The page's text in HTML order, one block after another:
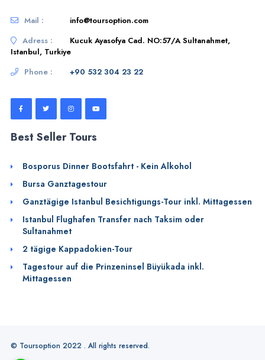
Mail :
info@toursoption.com
Adress :
Kucuk Ayasofya Cad. NO:57/A Sultanahmet,
Istanbul, Turkiye
Phone :
+90 532 304 23 22
Best Seller Tours
Bosporus Dinner Bootsfahrt - Kein Alkohol
Bursa Ganztagestour
Ganztägige Istanbul Besichtigungs-Tour inkl. Mittagessen
Istanbul Flughafen Transfer nach Taksim oder
Sultanahmet
2 tägige Kappadokien-Tour
Tagestour auf die Prinzeninsel Büyükada inkl.
Mittagessen
© Toursoption 2022 . All rights reserved.